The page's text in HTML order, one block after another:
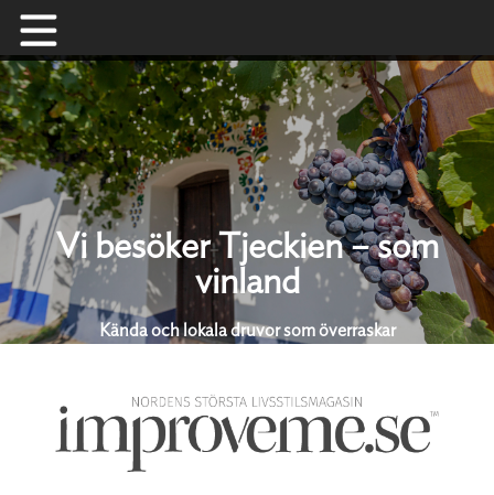
Skip
to
content
Vi besöker Tjeckien – som
vinland
Kända och lokala druvor som överraskar